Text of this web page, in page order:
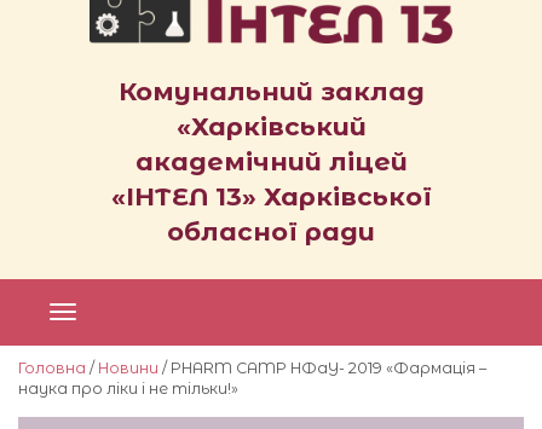
Комунальний заклад
«Харківський
академічний ліцей
«ІНТЕЛ 13» Харківської
обласної ради
Головна / Новини / PHARM CAMP НФаУ- 2019 «Фармація –
наука про ліки і не тільки!»